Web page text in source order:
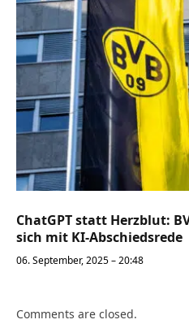
ChatGPT statt Herzblut:
sich mit KI-Abschiedsrede
06. September, 2025 – 20:48
Comments are closed.